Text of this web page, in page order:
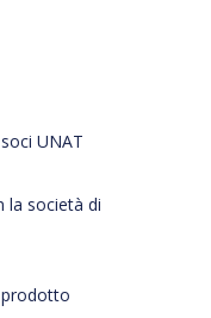
UNAT
la società di
prodotto